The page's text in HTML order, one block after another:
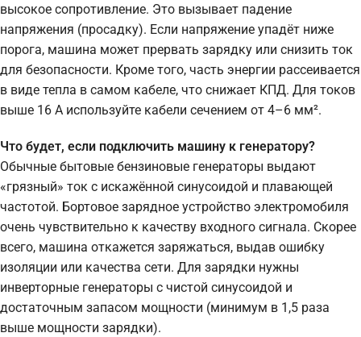
высокое сопротивление. Это вызывает падение
напряжения (просадку). Если напряжение упадёт ниже
порога, машина может прервать зарядку или снизить ток
для безопасности. Кроме того, часть энергии рассеивается
в виде тепла в самом кабеле, что снижает КПД. Для токов
выше 16 А используйте кабели сечением от 4–6 мм².
Что будет, если подключить машину к генератору?
Обычные бытовые бензиновые генераторы выдают
«грязный» ток с искажённой синусоидой и плавающей
частотой. Бортовое зарядное устройство электромобиля
очень чувствительно к качеству входного сигнала. Скорее
всего, машина откажется заряжаться, выдав ошибку
изоляции или качества сети. Для зарядки нужны
инверторные генераторы с чистой синусоидой и
достаточным запасом мощности (минимум в 1,5 раза
выше мощности зарядки).